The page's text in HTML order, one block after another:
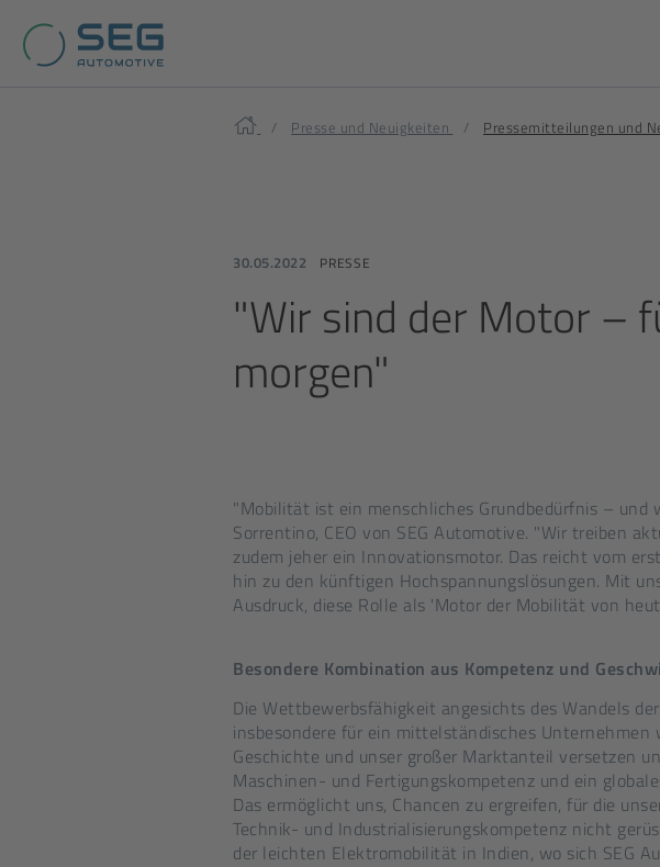
Home Presse und Neuigkeiten Pressemitteilungen und
30.05.2022 PRESSE
"Wir sind der Motor –
morgen"
"Mobilität ist ein menschliches Grundbedürfnis –
Sorrentino, CEO von SEG Automotive. "Wir treiben
zudem jeher ein Innovationsmotor. Das reicht vom
hin zu den künftigen Hochspannungslösungen. Mit
Ausdruck, diese Rolle als 'Motor der Mobilität von
Besondere Kombination aus Kompetenz und
Die Wettbewerbsfähigkeit angesichts des Wandels
insbesondere für ein mittelständisches Unternehmen
Geschichte und unser großer Marktanteil versetzen
Maschinen- und Fertigungskompetenz und ein
Das ermöglicht uns, Chancen zu ergreifen, für die
Technik- und Industrialisierungskompetenz nicht
der leichten Elektromobilität in Indien, wo sich SEG